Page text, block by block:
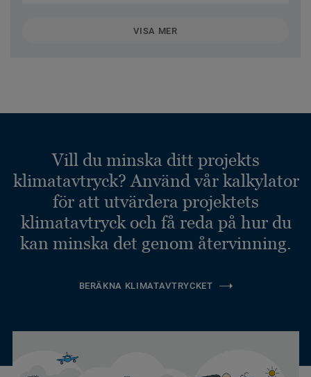
VISA MER
Vill du minska ditt projekts
klimatavtryck? Använd vår kalkylator
för att utvärdera projektets
klimatavtryck och få reda på hur du
kan minska det genom återvinning.
BERÄKNA KLIMATAVTRYCKET